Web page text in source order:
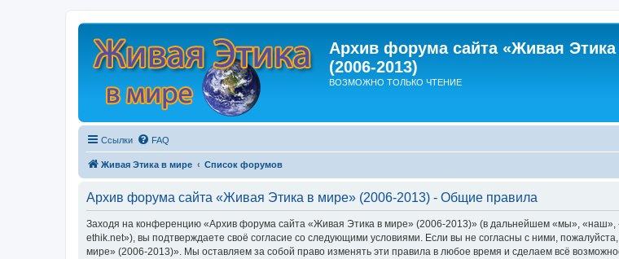
Архив форума сайта «Живая
(2006-2013)
ВОЗМОЖНО ТОЛЬКО ЧТЕНИЕ
Ссылки FAQ
Живая Этика в мире Список форумов
Архив форума сайта «Живая Этика в мире» (2006-2013) - Общие правила
Заходя на конференцию «Архив форума сайта «Живая Этика в мире» (2006-2013)» (в дальнейшем «мы»,
ethik.net»), вы подтверждаете своё согласие со следующими условиями. Если вы не согласны с ними,
мире» (2006-2013)». Мы оставляем за собой право изменять эти правила в любое время и сделаем всё